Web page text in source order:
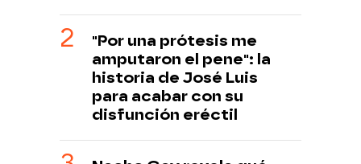
"Por una prótesis me
amputaron el pene": la
historia de José Luis
para acabar con su
disfunción eréctil